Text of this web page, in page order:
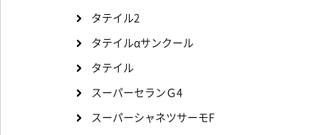
タテイル2
タテイルαサンクール
タテイル
スーパーセランＧ4
スーパーシャネツサーモF